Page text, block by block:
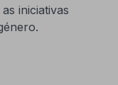
iniciativas